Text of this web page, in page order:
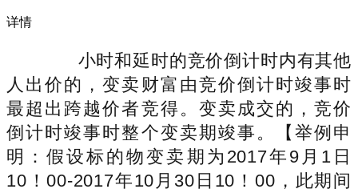
详情
小时和延时的竞价倒计时内有其他
人出价的，变卖财富由竞价倒计时竣事时
最超出跨越价者竞得。变卖成交的，竞价
倒计时竣事时整个变卖期竣事。【举例申
明：假设标的物变卖期为2017年9月1日
10！00-2017年10月30日10！00，此期间